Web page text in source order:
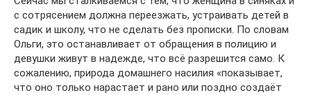
с сотрясением должна переезжать, устраивать детей в
садик и школу, что не сделать без прописки. По словам
Ольги, это останавливает от обращения в полицию и
девушки живут в надежде, что всё разрешится само. К
сожалению, природа домашнего насилия «показывает,
что оно только нарастает и рано или поздно создаёт